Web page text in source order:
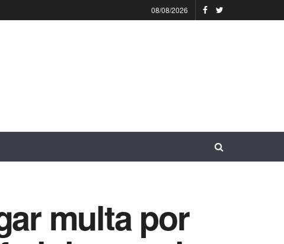
08/08/2026
multa por